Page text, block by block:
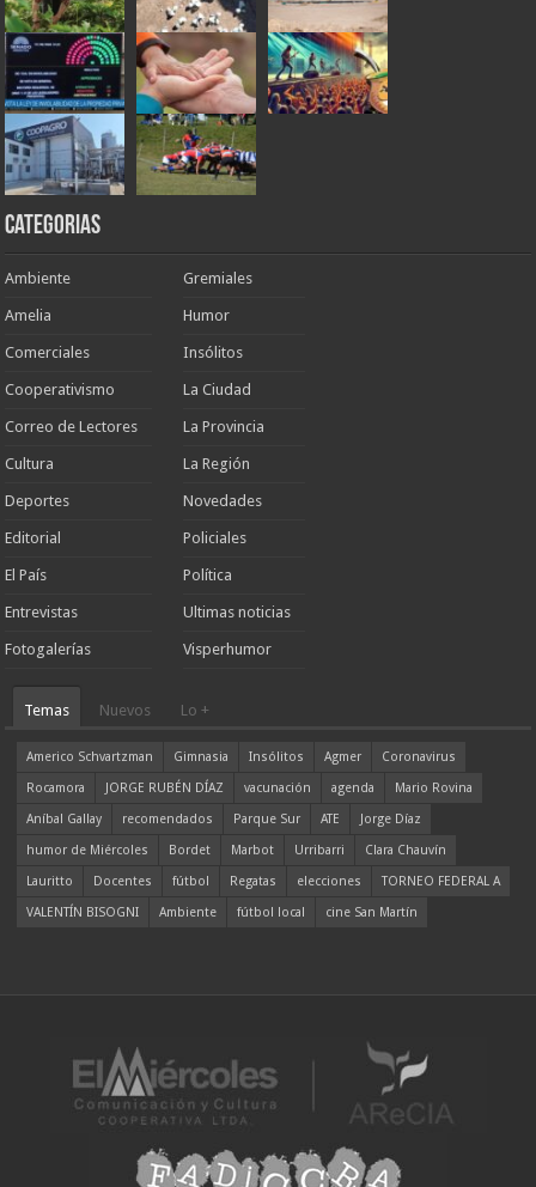
Categorias
Ambiente
Amelia
Comerciales
Cooperativismo
Correo de Lectores
Cultura
Deportes
Editorial
El País
Entrevistas
Fotogalerías
Gremiales
Humor
Insólitos
La Ciudad
La Provincia
La Región
Novedades
Policiales
Política
Ultimas noticias
Visperhumor
Temas Nuevos Lo +
Americo Schvartzman Gimnasia Insólitos Agmer
Coronavirus
Rocamora
JORGE RUBÉN DÍAZ vacunación agenda
Mario Rovina
Aníbal Gallay
recomendados Parque Sur ATE
Jorge Díaz
humor de Miércoles
Bordet Marbot Urribarri
Clara Chauvín
Lauritto
Docentes fútbol Regatas elecciones
TORNEO FEDERAL A
VALENTÍN BISOGNI
Ambiente fútbol local cine San Martín